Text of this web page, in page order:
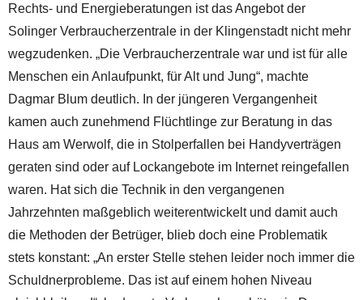
Rechts- und Energieberatungen ist das Angebot der
Solinger Verbraucherzentrale in der Klingenstadt nicht mehr
wegzudenken. „Die Verbraucherzentrale war und ist für alle
Menschen ein Anlaufpunkt, für Alt und Jung“, machte
Dagmar Blum deutlich. In der jüngeren Vergangenheit
kamen auch zunehmend Flüchtlinge zur Beratung in das
Haus am Werwolf, die in Stolperfallen bei Handyverträgen
geraten sind oder auf Lockangebote im Internet reingefallen
waren. Hat sich die Technik in den vergangenen
Jahrzehnten maßgeblich weiterentwickelt und damit auch
die Methoden der Betrüger, blieb doch eine Problematik
stets konstant: „An erster Stelle stehen leider noch immer die
Schuldnerprobleme. Das ist auf einem hohen Niveau